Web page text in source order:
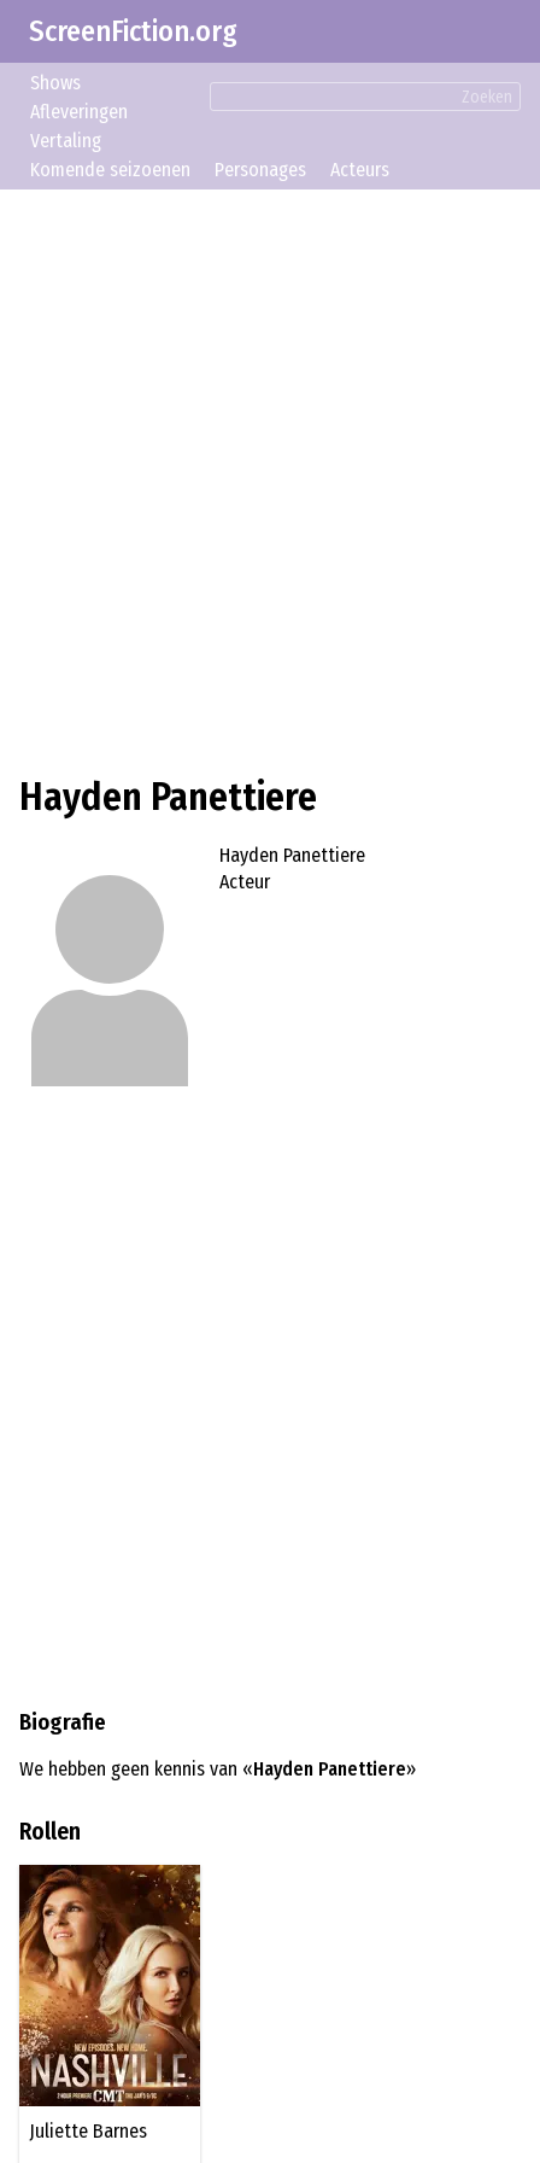
ScreenFiction.org
Zoeken
Shows
Afleveringen
Vertaling
Komende seizoenen
Personages Acteurs
Hayden Panettiere
Hayden Panettiere
Acteur
Biografie
We hebben geen kennis van «Hayden Panettiere»
Rollen
Juliette Barnes